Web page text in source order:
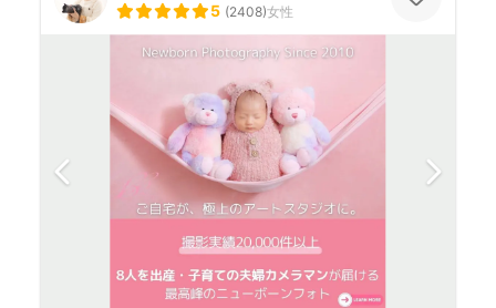
5 (2408)女性